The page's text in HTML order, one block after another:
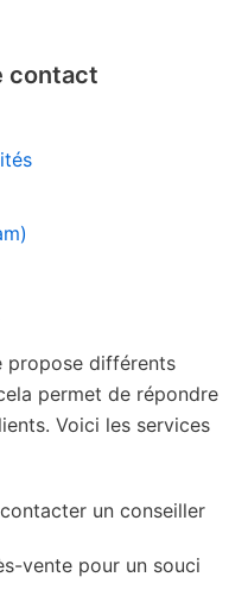
contact
propose différents
permet de répondre
Voici les services
un conseiller
vente pour un souci